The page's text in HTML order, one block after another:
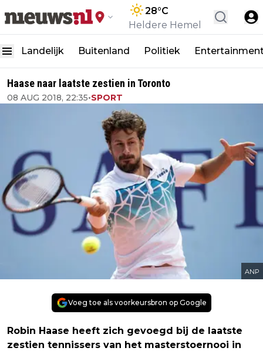
28°C
Heldere Hemel
Landelijk Buitenland Politiek
Haase naar laatste zestien in Toronto
08 AUG 2018, 22:35•SPORT
ANP
Voeg toe als voorkeursbron op Google
Robin Haase heeft zich gevoegd bij de laatste
zestien tennissers van het masterstoernooi in